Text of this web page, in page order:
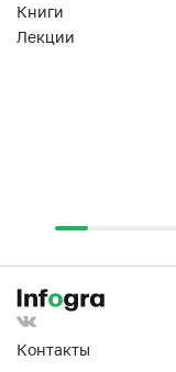
Книги
Лекции
Контакты